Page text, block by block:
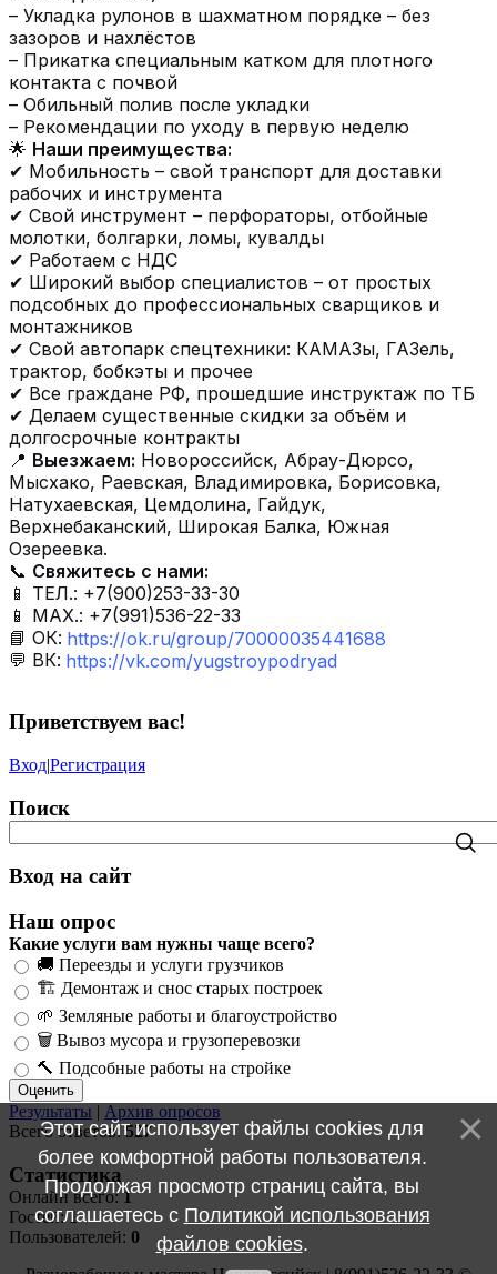
– Укладка рулонов в шахматном порядке – без
зазоров и нахлёстов
– Прикатка специальным катком для плотного
контакта с почвой
– Обильный полив после укладки
– Рекомендации по уходу в первую неделю
🌟 Наши преимущества:
✔ Мобильность – свой транспорт для доставки
рабочих и инструмента
✔ Свой инструмент – перфораторы, отбойные
молотки, болгарки, ломы, кувалды
✔ Работаем с НДС
✔ Широкий выбор специалистов – от простых
подсобных до профессиональных сварщиков и
монтажников
✔ Свой автопарк спецтехники: КАМАЗы, ГАЗель,
трактор, бобкэты и прочее
✔ Все граждане РФ, прошедшие инструктаж по ТБ
✔ Делаем существенные скидки за объём и
долгосрочные контракты
📍 Выезжаем: Новороссийск, Абрау-Дюрсо,
Мысхако, Раевская, Владимировка, Борисовка,
Натухаевская, Цемдолина, Гайдук,
Верхнебаканский, Широкая Балка, Южная
Озереевка.
📞 Свяжитесь с нами:
📱 ТЕЛ.: +7(900)253-33-30
📱 МАХ.: +7(991)536-22-33
📘 ОК: https://ok.ru/group/70000035441688
💬 ВК: https://vk.com/yugstroypodryad
Приветствуем вас!
Вход|Регистрация
Поиск
Вход на сайт
Наш опрос
Какие услуги вам нужны чаще всего?
🚚 Переезды и услуги грузчиков
🏗️ Демонтаж и снос старых построек
🌱 Земляные работы и благоустройство
🗑️ Вывоз мусора и грузоперевозки
🔨 Подсобные работы на стройке
Результаты | Архив опросов
Всего ответов:527
Статистика
Онлайн всего:1
Гостей:1
Пользователей: 0
Этот сайт использует файлы cookies для
более комфортной работы пользователя.
Продолжая просмотр страниц сайта, вы
соглашаетесь с Политикой использования
файлов cookies.